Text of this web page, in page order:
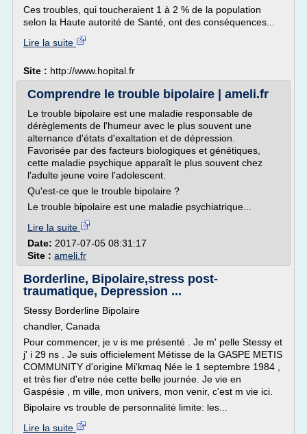
Ces troubles, qui toucheraient 1 à 2 % de la population
selon la Haute autorité de Santé, ont des conséquences...
Lire la suite
Site : http://www.hopital.fr
Comprendre le trouble bipolaire | ameli.fr
Le trouble bipolaire est une maladie responsable de
dérèglements de l'humeur avec le plus souvent une
alternance d'états d'exaltation et de dépression.
Favorisée par des facteurs biologiques et génétiques,
cette maladie psychique apparaît le plus souvent chez
l'adulte jeune voire l'adolescent.
Qu'est-ce que le trouble bipolaire ?
Le trouble bipolaire est une maladie psychiatrique...
Lire la suite
Date: 2017-07-05 08:31:17
Site : ameli.fr
Borderline, Bipolaire,stress post-
traumatique, Depression ...
Stessy Borderline Bipolaire
chandler, Canada
Pour commencer, je v is me présenté . Je m' pelle Stessy et
j' i 29 ns . Je suis officielement Métisse de la GASPE METIS
COMMUNITY d'origine Mi'kmaq Née le 1 septembre 1984 ,
et très fier d'etre née cette belle journée. Je vie en
Gaspésie , m ville, mon univers, mon venir, c'est m vie ici.
Bipolaire vs trouble de personnalité limite: les...
Lire la suite